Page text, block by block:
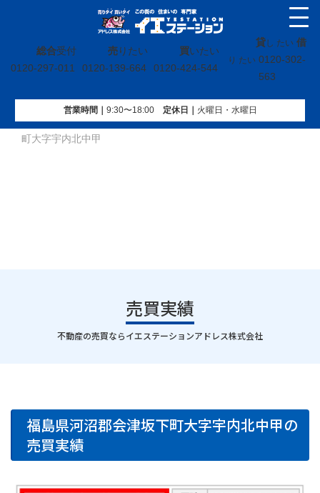
総合受付
0120-297-011
売りたい
0120-139-664
買いたい
0120-424-544
貸し たい 借
り たい 0120-302-
563
営業時間｜ 9:30〜18:00定休⽇｜ 火曜⽇・水曜⽇
イエステーション»売買実績»戸建»福島県河沼郡会津坂下
町大字宇内北中甲
売買実績
｜
不動産の売買ならイエステーションアドレス株式会社
福島県河沼郡会津坂下町大字宇内北中甲の
売買実績